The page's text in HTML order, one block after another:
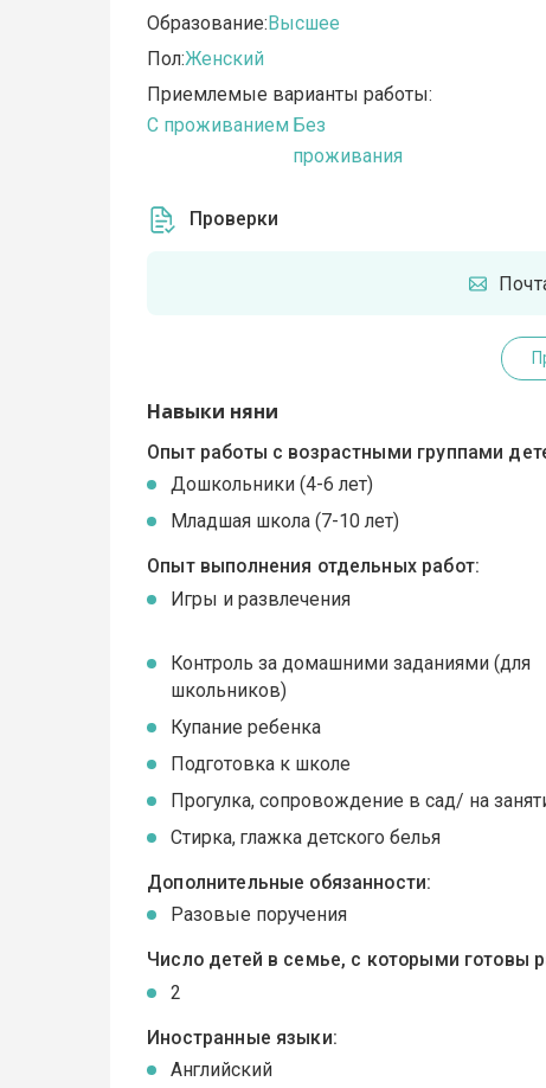
Образование:Высшее
Пол:Женский
Приемлемые варианты работы:
C проживанием Без
проживания
Проверки
Навыки няни
Опыт работы с возрастными группами
Дошкольники (4-6 лет)
Младшая школа (7-10 лет)
Опыт выполнения отдельных работ:
Игры и развлечения
Контроль за домашними заданиями (для
школьников)
Купание ребенка
Подготовка к школе
Прогулка, сопровождение в сад/ на
Стирка, глажка детского белья
Дополнительные обязанности:
Разовые поручения
Число детей в семье, с которыми готовы
2
Иностранные языки:
Английский